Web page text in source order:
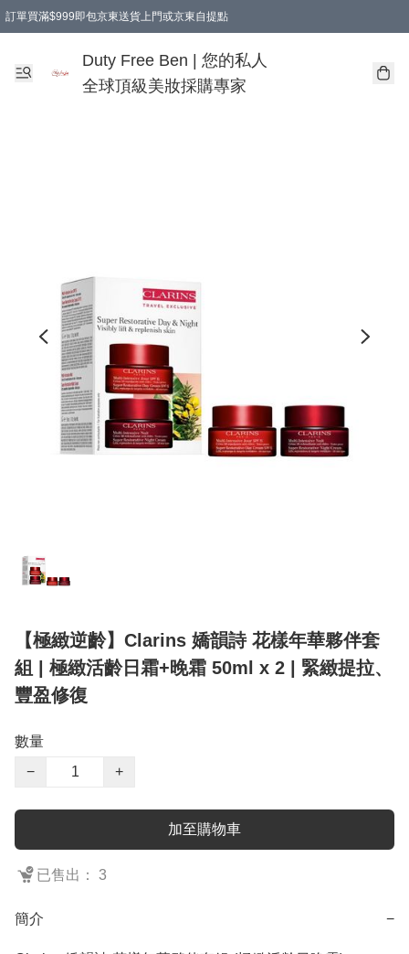
訂單買滿$999即包京東送貨上門或京東自提點
Duty Free Ben | 您的私人
全球頂級美妝採購專家
【極緻逆齡】Clarins 嬌韻詩 花樣年華夥伴套
組 | 極緻活齡日霜+晚霜 50ml x 2 | 緊緻提拉、
豐盈修復
數量
−
+
加至購物車
已售出： 3
簡介 −